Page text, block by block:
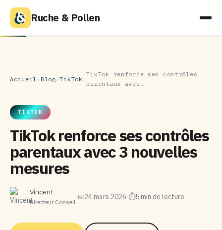
Ruche & Pollen
Accueil › Blog ›TikTok ›
TikTok renforce ses contrôles
parentaux avec…
TIKTOK
TikTok renforce ses contrôles
parentaux avec 3 nouvelles
mesures
Vincent
Directeur Conseil
📅24 mars 2026 ⏱5 min de lecture